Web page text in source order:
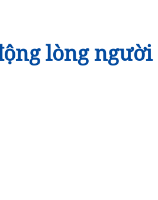
lòng người